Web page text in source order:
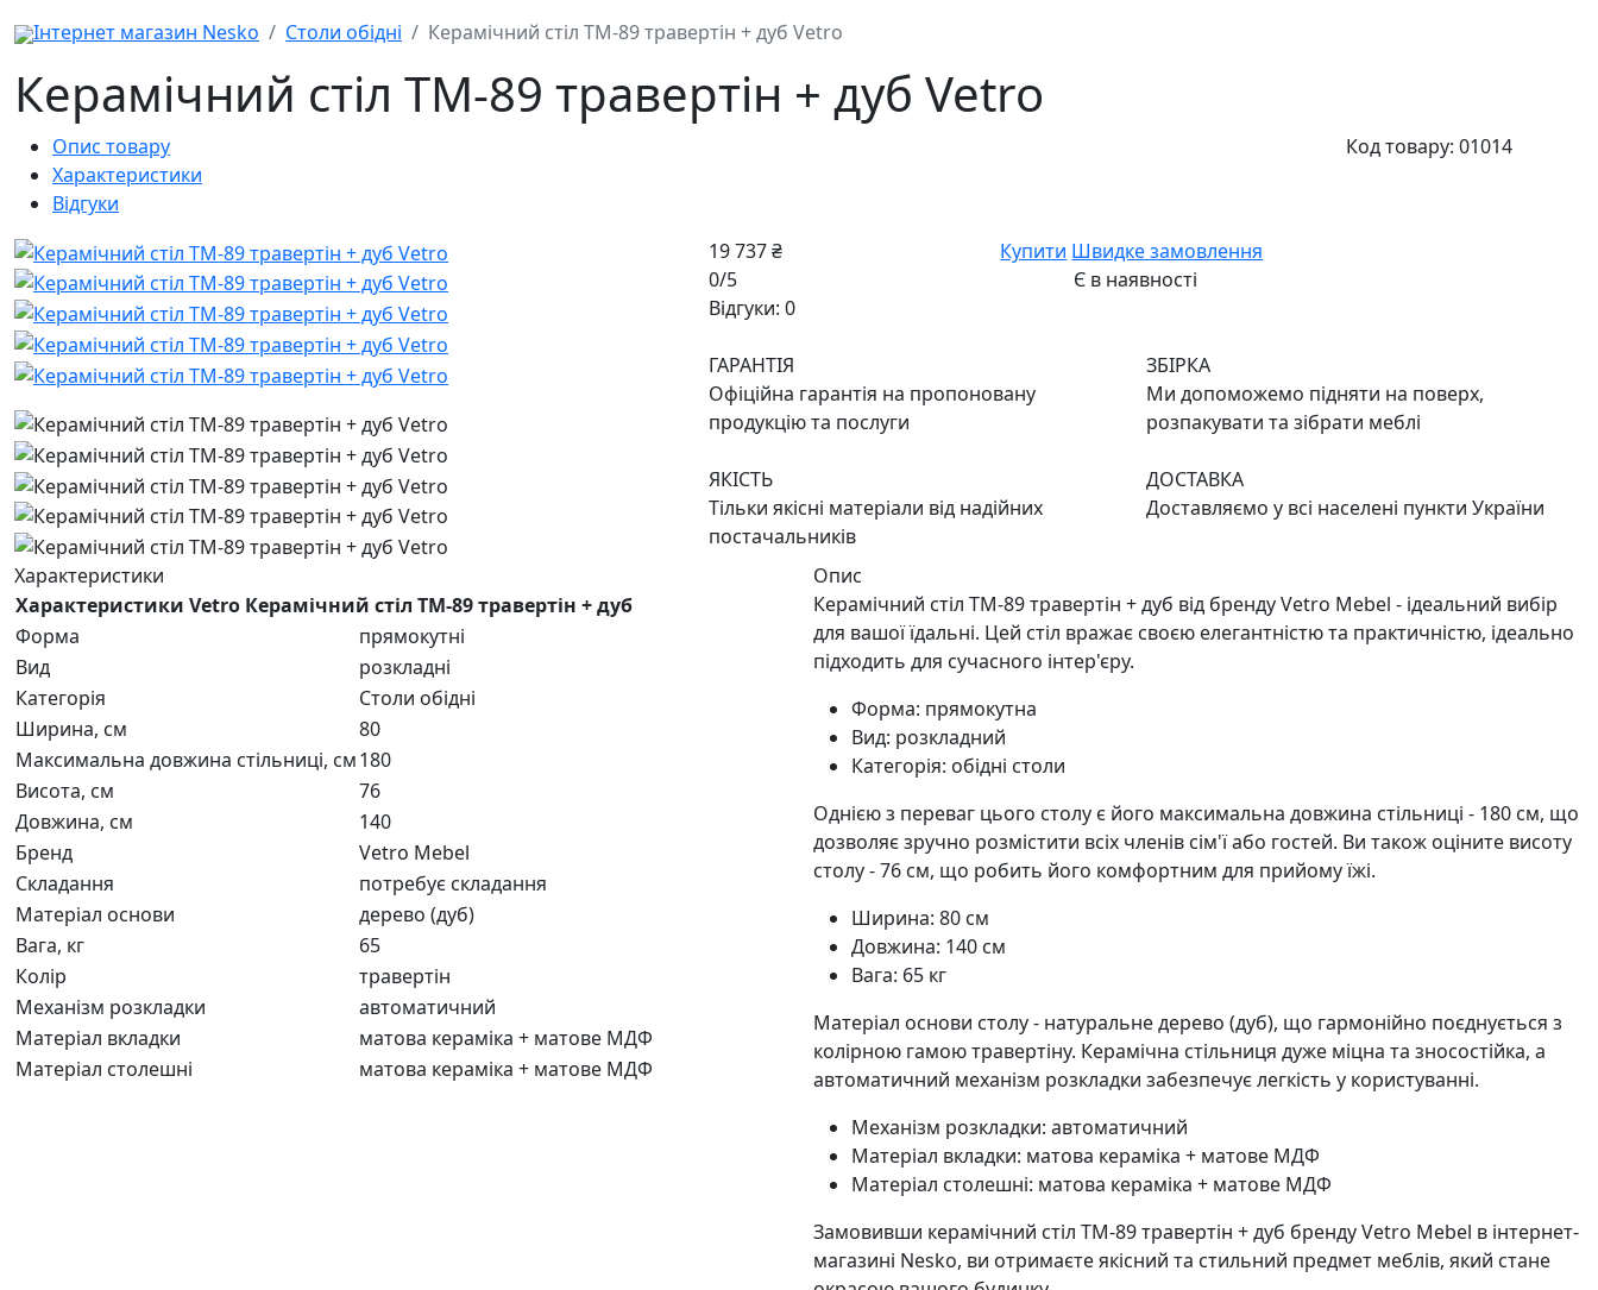
Інтернет магазин Nesko Столи обідні Керамічний стіл TM-89 травертін + дуб Vetro
Керамічний стіл TM-89 травертін + дуб Vetro
Опис товару
Характеристики
Відгуки
Код товару: 01014
19 737 ₴ Купити Швидке замовлення
0/5
Відгуки: 0
Є в наявності
ГАРАНТІЯ
Офіційна гарантія на пропоновану
продукцію та послуги
ЗБІРКА
Ми допоможемо підняти на поверх,
розпакувати та зібрати меблі
ЯКІСТЬ
Тільки якісні матеріали від надійних
постачальників
ДОСТАВКА
Доставляємо у всі населені пункти України
Характеристики
Характеристики Vetro Керамічний стіл TM-89 травертін + дуб
Форма
прямокутні
Вид
розкладні
Категорія
Столи обідні
Ширина, см
80
Максимальна довжина стільниці, см180
Висота, см
76
Довжина, см
140
Бренд
Vetro Mebel
Складання
потребує складання
Матеріал основи
дерево (дуб)
Вага, кг
65
Колір
травертін
Механізм розкладки
автоматичний
Матеріал вкладки
матова кераміка + матове МДФ
Матеріал столешні
матова кераміка + матове МДФ
Опис
Керамічний стіл TM-89 травертін + дуб від бренду Vetro Mebel - ідеальний вибір
для вашої їдальні. Цей стіл вражає своєю елегантністю та практичністю, ідеально
підходить для сучасного інтер'єру.
Форма: прямокутна
Вид: розкладний
Категорія: обідні столи
Однією з переваг цього столу є його максимальна довжина стільниці - 180 см, що
дозволяє зручно розмістити всіх членів сім'ї або гостей. Ви також оціните висоту
столу - 76 см, що робить його комфортним для прийому їжі.
Ширина: 80 см
Довжина: 140 см
Вага: 65 кг
Матеріал основи столу - натуральне дерево (дуб), що гармонійно поєднується з
колірною гамою травертіну. Керамічна стільниця дуже міцна та зносостійка, а
автоматичний механізм розкладки забезпечує легкість у користуванні.
Механізм розкладки: автоматичний
Матеріал вкладки: матова кераміка + матове МДФ
Матеріал столешні: матова кераміка + матове МДФ
Замовивши керамічний стіл TM-89 травертін + дуб бренду Vetro Mebel в інтернет-
магазині Nesko, ви отримаєте якісний та стильний предмет меблів, який стане